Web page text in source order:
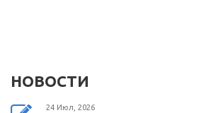
НОВОСТИ
24 Июл, 2026